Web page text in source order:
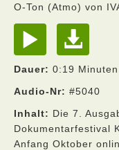
O-Ton (Atmo) von
Dauer: 0:19 Minuten
Audio-Nr: #5040
Inhalt: Die 7.
Dokumentarfestival
Anfang Oktober